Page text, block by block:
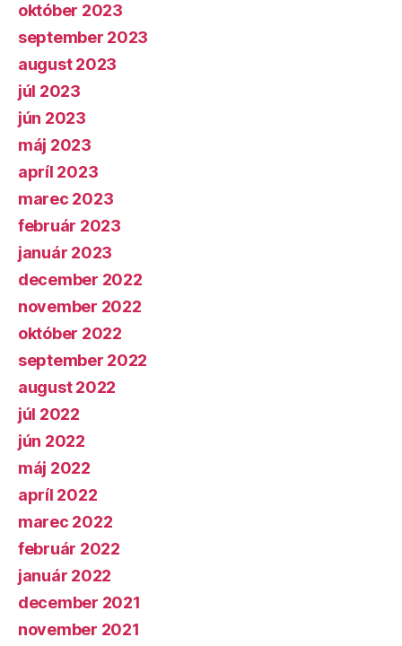
október 2023
september 2023
august 2023
júl 2023
jún 2023
máj 2023
apríl 2023
marec 2023
február 2023
január 2023
december 2022
november 2022
október 2022
september 2022
august 2022
júl 2022
jún 2022
máj 2022
apríl 2022
marec 2022
február 2022
január 2022
december 2021
november 2021